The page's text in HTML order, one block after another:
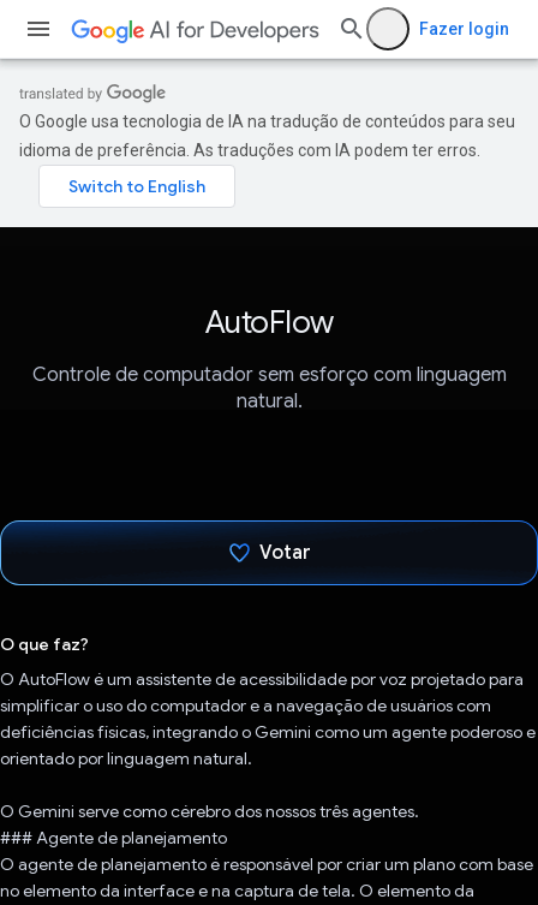
Fazer login
O Google usa tecnologia de IA na tradução de conteúdos para seu
idioma de preferência. As traduções com IA podem ter erros.
AutoFlow
Controle de computador sem esforço com linguagem
natural.
Votar
O que faz?
O AutoFlow é um assistente de acessibilidade por voz projetado para
simplificar o uso do computador e a navegação de usuários com
deficiências físicas, integrando o Gemini como um agente poderoso e
orientado por linguagem natural.
O Gemini serve como cérebro dos nossos três agentes.
### Agente de planejamento
O agente de planejamento é responsável por criar um plano com base
no elemento da interface e na captura de tela. O elemento da